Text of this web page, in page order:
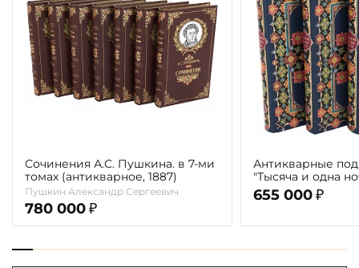
Сочинения А.С. Пушкина. в 7-ми
томах (антикварное, 1887)
Пушкин Александр Сергеевич
780 000 ₽
Антикварные
"Тысяча и одна
сказки
Шехеразады"( в
655 000 ₽